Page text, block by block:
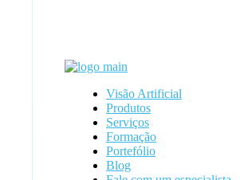
Visão Artificial
Produtos
Serviços
Formação
Portefólio
Blog